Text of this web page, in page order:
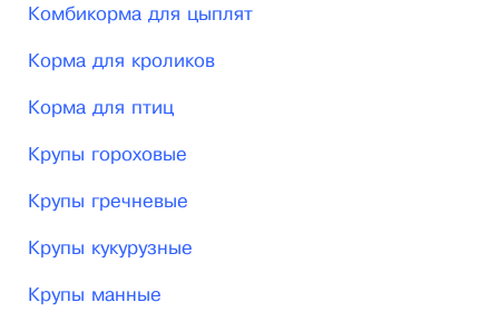
Комбикорма для цыплят
Корма для кроликов
Корма для птиц
Крупы гороховые
Крупы гречневые
Крупы кукурузные
Крупы манные